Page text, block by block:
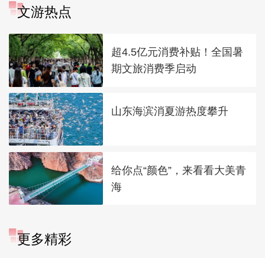
文游热点
超4.5亿元消费补贴！全国暑
期文旅消费季启动
山东海滨消夏游热度攀升
给你点“颜色”，来看看大美青
海
更多精彩